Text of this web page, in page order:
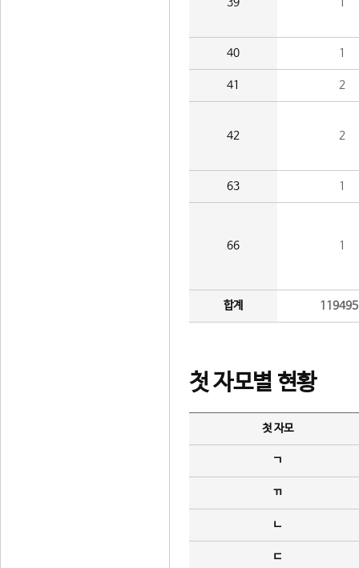
40 1
41 2
42 2
63 1
66 1
합계
첫 자모별 현황
첫 자모
ㄱ
ㄲ
ㄴ
ㄷ